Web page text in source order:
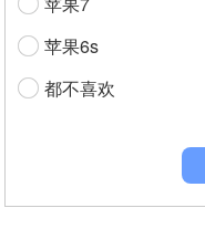
苹果6s
都不喜欢